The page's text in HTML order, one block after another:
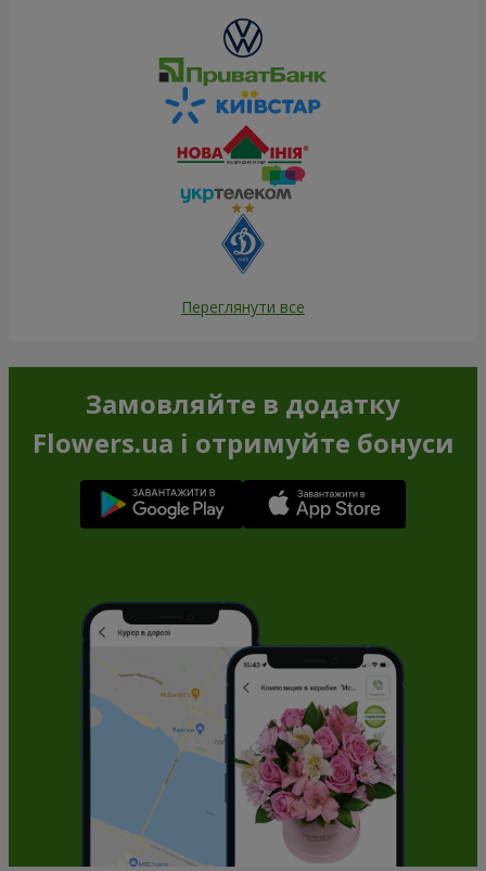
Переглянути все
Замовляйте в додатку
Flowers.ua і отримуйте бонуси